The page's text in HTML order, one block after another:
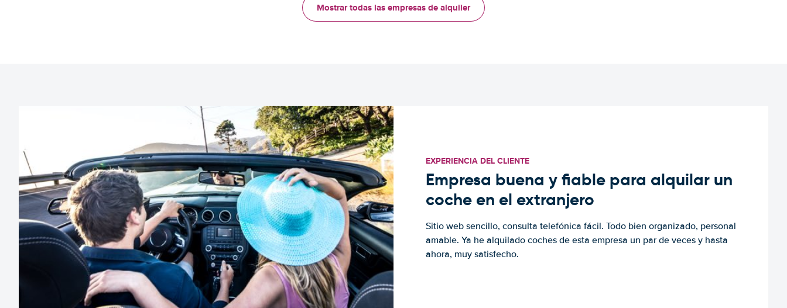
Mostrar todas las empresas de alquiler
EXPERIENCIA DEL CLIENTE
Empresa buena y fiable para alquilar un
coche en el extranjero
Sitio web sencillo, consulta telefónica fácil. Todo bien organizado, personal
amable. Ya he alquilado coches de esta empresa un par de veces y hasta
ahora, muy satisfecho.